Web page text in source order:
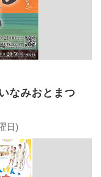
なみおとまつ
日)